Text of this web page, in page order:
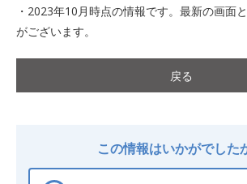
・2023年10月時点の情報です。最新の画面
がございます。
戻る
この情報はいかがでした